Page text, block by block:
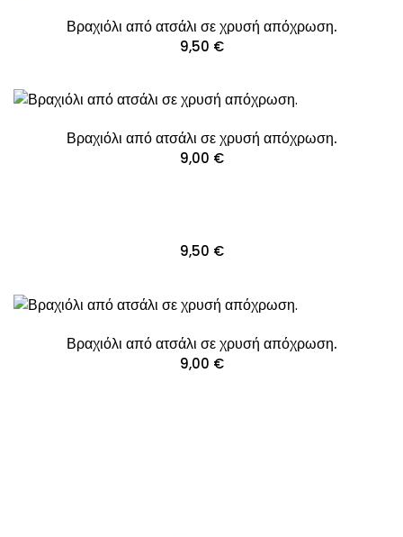
Βραχιόλι από ατσάλι σε χρυσή απόχρωση.
9,50 €
Βραχιόλι από ατσάλι σε χρυσή απόχρωση.
9,00 €
9,50 €
Βραχιόλι από ατσάλι σε χρυσή απόχρωση.
9,00 €